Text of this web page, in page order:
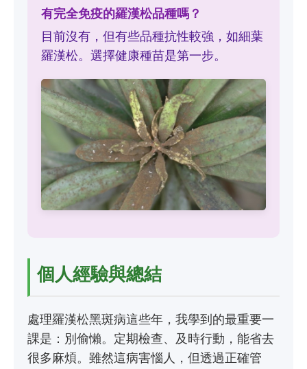
有完全免疫的羅漢松品種嗎？
目前沒有，但有些品種抗性較強，如細葉
羅漢松。選擇健康種苗是第一步。
個人經驗與總結
處理羅漢松黑斑病這些年，我學到的最重要一
課是：別偷懶。定期檢查、及時行動，能省去
很多麻煩。雖然這病害惱人，但透過正確管